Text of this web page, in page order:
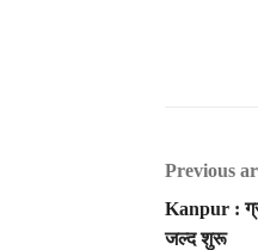
Previous
Kanpur :
जल्द शुरू